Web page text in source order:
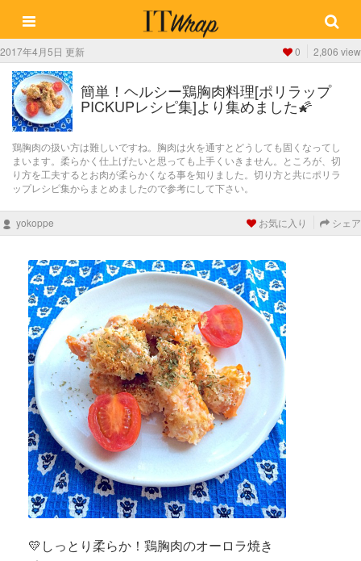
2017年4月5日 更新 0 2,806 view
簡単！ヘルシー鶏胸肉料理[ポリラップ
PICKUPレシピ集]より集めました🌠
鶏胸肉の扱い方は難しいですね。胸肉は火を通すとどうしても固くなってし
まいます。柔らかく仕上げたいと思っても上手くいきません。ところが、切
り方を工夫するとお肉が柔らかくなる事を知りました。切り方と共にポリラ
ップレシピ集からまとめましたので参考にして下さい。
yokoppe お気に入り シェア
💛しっとり柔らか！鶏胸肉のオーロラ焼き